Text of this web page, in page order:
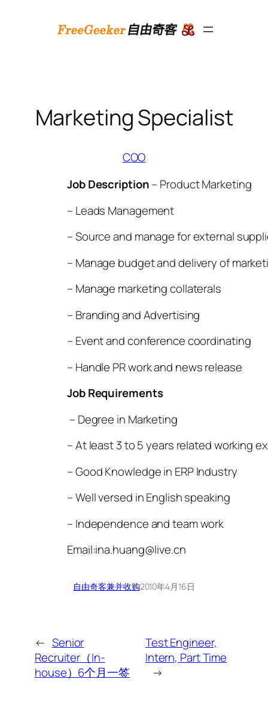
Marketing Specialist
COO
Job Description– Product Marketing
– Leads Management
– Source and manage for external
– Manage budget and delivery of
– Manage marketing collaterals
– Branding and Advertising
– Event and conference coordinating
– Handle PR work and news release
Job Requirements
– Degree in Marketing
– At least 3 to 5 years related working
– Good Knowledge in ERP Industry
– Well versed in English speaking
– Independence and team work
Email:ina.huang@live.cn
自由奇客兼并收购2010年4月16日
← Senior
Recruiter（In-
house）6个月一签
Test Engineer,
Intern, Part Time
→